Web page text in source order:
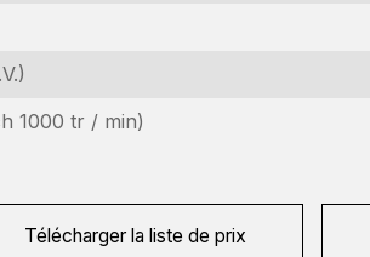
1000 tr / min)
Télécharger la liste de prix
Intéressé par cette machine ? Contactez-
Nom
Nom
de